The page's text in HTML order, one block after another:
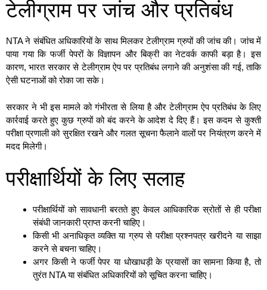
टेलीग्राम पर जांच और प्रतिबंध
NTA ने संबंधित अधिकारियों के साथ मिलकर टेलीग्राम ग्रुपों की जांच की। जांच में
पाया गया कि फर्जी पेपरों के विज्ञापन और बिक्री का नेटवर्क काफी बड़ा है। इस
कारण, भारत सरकार से टेलीग्राम ऐप पर प्रतिबंध लगाने की अनुशंसा की गई, ताकि
ऐसी घटनाओं को रोका जा सके।
सरकार ने भी इस मामले को गंभीरता से लिया है और टेलीग्राम ऐप प्रतिबंध के लिए
कार्रवाई करते हुए कुछ ग्रुपों को बंद करने के आदेश दे दिए हैं। इस कदम से कुश्ती
परीक्षा प्रणाली को सुरक्षित रखने और गलत सूचना फैलाने वालों पर नियंत्रण करने में
मदद मिलेगी।
परीक्षार्थियों के लिए सलाह
परीक्षार्थियों को सावधानी बरतते हुए केवल आधिकारिक स्रोतों से ही परीक्षा
संबंधी जानकारी प्राप्त करनी चाहिए।
किसी भी अनाधिकृत व्यक्ति या ग्रुप से परीक्षा प्रश्नपत्र खरीदने या साझा
करने से बचना चाहिए।
अगर किसी ने फर्जी पेपर या धोखाधड़ी के प्रयासों का सामना किया है, तो
तुरंत NTA या संबंधित अधिकारियों को सूचित करना चाहिए।